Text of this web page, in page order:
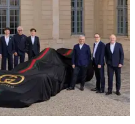
Espacio empresas
Sociedad
Tecnología
Turismo
Salud
Es viral